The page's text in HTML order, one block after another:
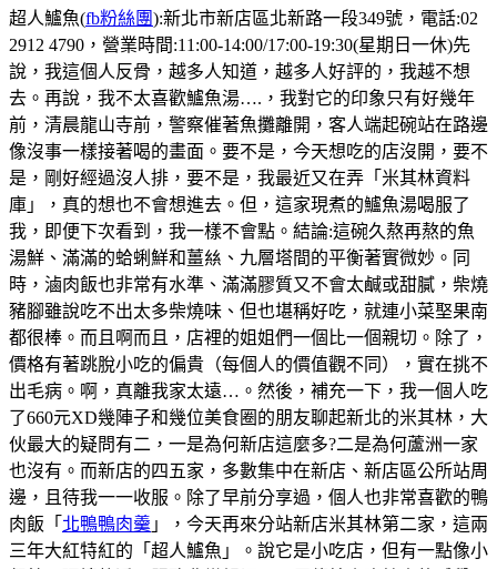
超人鱸魚(fb粉絲團):新北市新店區北新路一段349號，電話:02
2912 4790，營業時間:11:00-14:00/17:00-19:30(星期日一休)先
說，我這個人反骨，越多人知道，越多人好評的，我越不想
去。再說，我不太喜歡鱸魚湯….，我對它的印象只有好幾年
前，清晨龍山寺前，警察催著魚攤離開，客人端起碗站在路邊
像沒事一樣接著喝的畫面。要不是，今天想吃的店沒開，要不
是，剛好經過沒人排，要不是，我最近又在弄「米其林資料
庫」，真的想也不會想進去。但，這家現煮的鱸魚湯喝服了
我，即便下次看到，我一樣不會點。結論:這碗久熬再熬的魚
湯鮮、滿滿的蛤蜊鮮和薑𢇃、九層塔間的平衡著實微妙。同
時，滷肉飯也非常有水準、滿滿膠質又不會太鹹或甜膩，柴燒
豬腳雖說吃不出太多柴燒味、但也堪稱好吃，就連小菜埾果南
都很棒。而且啊而且，店裡的姐姐們一個比一個親切。除了，
價格有著跳脫小吃的偏貴（每個人的價值觀不同），實在挑不
出毛病。啊，真離我家太遠…。然後，補充一下，我一個人吃
了660元XD幾陣子和幾位美食圈的朋友聊起新北的米其林，大
伙最大的疑問有二，一是為何新店這麼多?二是為何蘆洲一家
也沒有。而新店的四五家，多數集中在新店、新店區公所站周
邊，且待我一一收服。除了早前分享過，個人也非常喜歡的鴨
肉飯「 北鴨鴨肉羹 」，今天再來分站新店米其林第二家，這兩
三年大紅特紅的「超人鱸魚」。說它是小吃店，但有一點像小